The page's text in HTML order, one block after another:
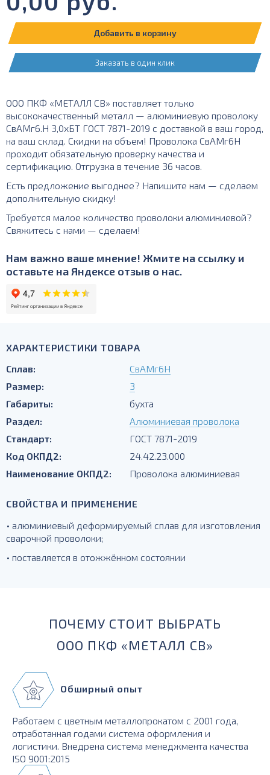
Добавить в корзину
Заказать в один клик
ООО ПКФ «МЕТАЛЛ СВ» поставляет только
высококачественный металл — алюминиевую проволоку
СвАМг6.Н 3,0хБТ ГОСТ 7871-2019 с доставкой в ваш город,
на ваш склад. Скидки на объем! Проволока СвАМг6Н
проходит обязательную проверку качества и
сертификацию. Отгрузка в течение 36 часов.
Есть предложение выгоднее? Напишите нам — сделаем
дополнительную скидку!
Требуется малое количество проволоки алюминиевой?
Свяжитесь с нами — сделаем!
Нам важно ваше мнение! Жмите на ссылку и
оставьте на Яндексе отзыв о нас.
ХАРАКТЕРИСТИКИ ТОВАРА
Сплав:
СвАМг6Н
Размер:
3
Габариты:
бухта
Раздел:
Алюминиевая проволока
Стандарт:
ГОСТ 7871-2019
Код ОКПД2:
24.42.23.000
Наименование ОКПД2:
Проволока алюминиевая
СВОЙСТВА И ПРИМЕНЕНИЕ
• алюминиевый деформируемый сплав для изготовления
сварочной проволоки;
• поставляется в отожжённом состоянии
ПОЧЕМУ СТОИТ ВЫБРАТЬ
ООО ПКФ «МЕТАЛЛ СВ»
Обширный опыт
Работаем с цветным металлопрокатом с 2001 года,
отработанная годами система оформления и
логистики. Внедрена система менеджмента качества
ISO 9001:2015